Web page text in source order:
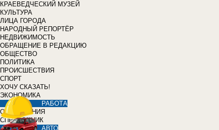
КРАЕВЕДЧЕСКИЙ МУЗЕЙ
КУЛЬТУРА
ЛИЦА ГОРОДА
НАРОДНЫЙ РЕПОРТЁР
НЕДВИЖИМОСТЬ
ОБРАЩЕНИЕ В РЕДАКЦИЮ
ОБЩЕСТВО
ПОЛИТИКА
ПРОИСШЕСТВИЯ
СПОРТ
ХОЧУ СКАЗАТЬ!
ЭКОНОМИКА
РАБОТА
ОБЪЯВЛЕНИЯ
СПРАВОЧНИК
АВТО